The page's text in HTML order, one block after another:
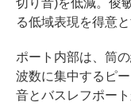
切り音)を低減。俊
る低域表現を得意と
ポート内部は、筒
波数に集中するピ
音とバスレフポー